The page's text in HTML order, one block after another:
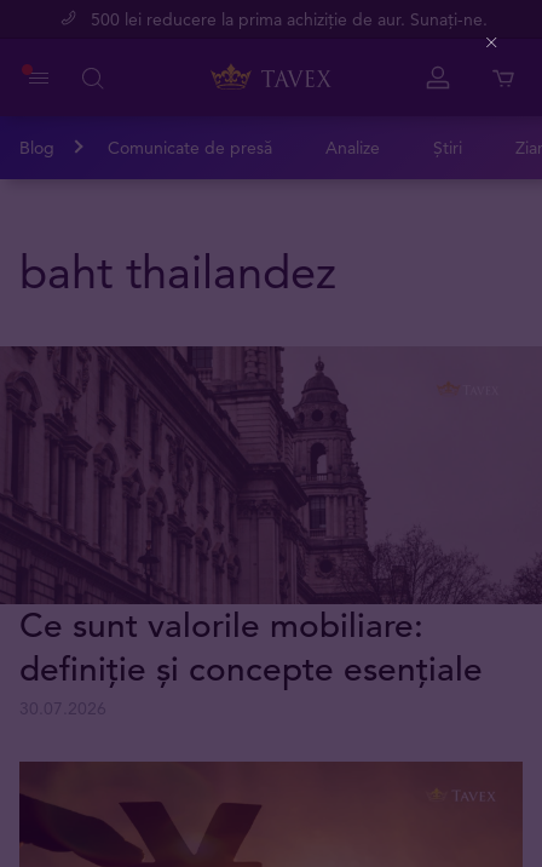
500 lei reducere la prima achiziție de aur. Sunați-ne.
Blog Comunicate de presă Analize Știri
baht thailandez
Ce sunt valorile mobiliare:
definiție și concepte esențiale
Close